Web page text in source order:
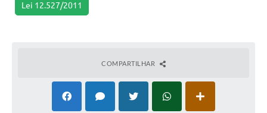
Lei 12.527/2011
COMPARTILHAR